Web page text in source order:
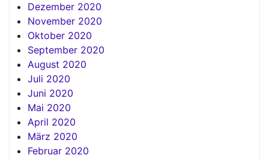
Dezember 2020
November 2020
Oktober 2020
September 2020
August 2020
Juli 2020
Juni 2020
Mai 2020
April 2020
März 2020
Februar 2020